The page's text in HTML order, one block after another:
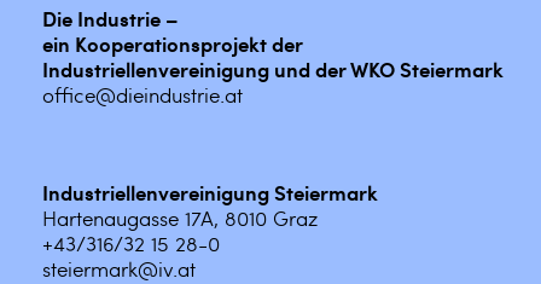
Die Industrie –
ein Kooperationsprojekt der
Industriellenvereinigung und der WKO Steiermark
office@dieindustrie.at
Industriellenvereinigung Steiermark
Hartenaugasse 17A, 8010 Graz
+43/316/32 15 28-0
steiermark@iv.at